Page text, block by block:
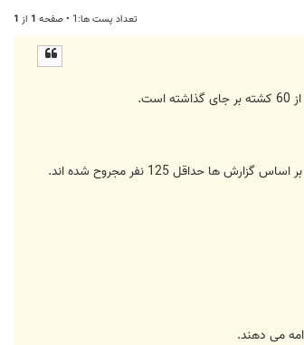
تعداد پست ها:1 • صفحه 1 از 1
125 نفر مجروح شده اند.
می دهند.